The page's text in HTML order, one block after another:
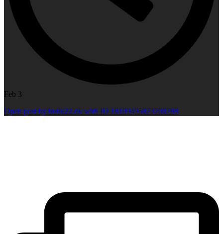
Feb 3
Open post by butik22.dk with ID 18109495873708788